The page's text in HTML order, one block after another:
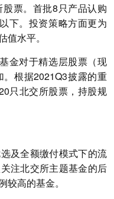
票。首批8只产品认购
下。投资策略方面更为
水平。
金对于精选层股票（现
根据2021Q3披露的重
只北交所股票，持股规
及全额缴付模式下的流
注北交所主题基金的后
高的基金。